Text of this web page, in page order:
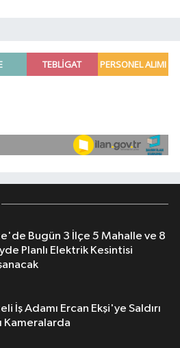
Bugün 3 İlçe 5 Mahalle ve 8
Planlı Elektrik Kesintisi
İş Adamı Ercan Ekşi'ye Saldırı
Kameralarda